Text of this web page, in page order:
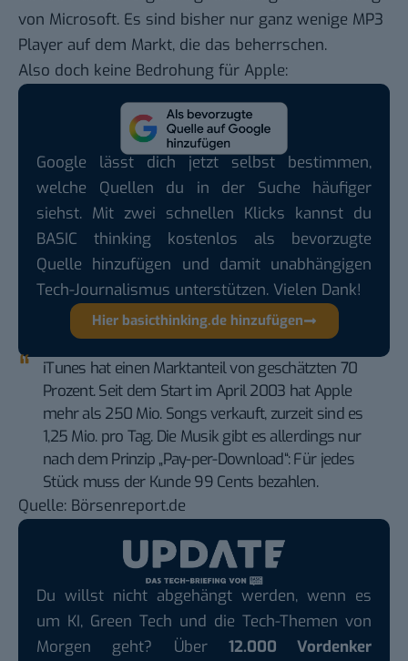
von Microsoft. Es sind bisher nur ganz wenige MP3
Player auf dem Markt, die das beherrschen.
Also doch keine Bedrohung für Apple:
Google lässt dich jetzt selbst bestimmen,
welche Quellen du in der Suche häufiger
siehst. Mit zwei schnellen Klicks kannst du
BASIC thinking kostenlos als bevorzugte
Quelle hinzufügen und damit unabhängigen
Tech-Journalismus unterstützen. Vielen Dank!
Hier basicthinking.de hinzufügen
iTunes hat einen Marktanteil von geschätzten 70
Prozent. Seit dem Start im April 2003 hat Apple
mehr als 250 Mio. Songs verkauft, zurzeit sind es
1,25 Mio. pro Tag. Die Musik gibt es allerdings nur
nach dem Prinzip „Pay-per-Download“: Für jedes
Stück muss der Kunde 99 Cents bezahlen.
Quelle: Börsenreport.de
Du willst nicht abgehängt werden, wenn es
um KI, Green Tech und die Tech-Themen von
Morgen geht? Über 12.000 Vordenker